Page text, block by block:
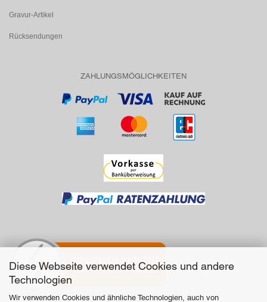
Diese Webseite verwendet Cookies und andere
Technologien
Wir verwenden Cookies und ähnliche Technologien, auch von
Gravur-Artikel
Rücksendungen
ZAHLUNGSMÖGLICHKEITEN